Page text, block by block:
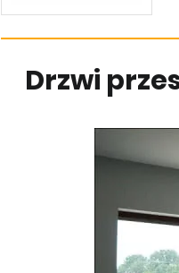
Drzwi